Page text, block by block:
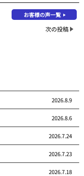
お客様の声一覧
次の投稿
2026.8.9
2026.8.6
2026.7.24
2026.7.23
2026.7.18